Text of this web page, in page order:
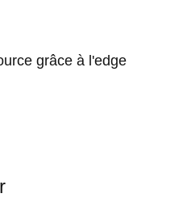
grâce à l'edge